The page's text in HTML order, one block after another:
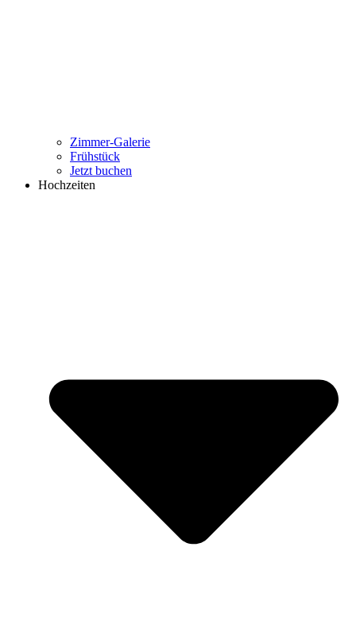
Zimmer-Galerie
Frühstück
Jetzt buchen
Hochzeiten